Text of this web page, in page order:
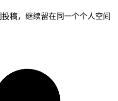
稿，继续留在同一个个人空间